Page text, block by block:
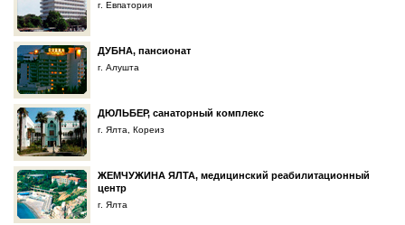
г. Евпатория
ДУБНА, пансионат
г. Алушта
ДЮЛЬБЕР, санаторный комплекс
г. Ялта, Кореиз
ЖЕМЧУЖИНА ЯЛТА, медицинский реабилитационный
центр
г. Ялта